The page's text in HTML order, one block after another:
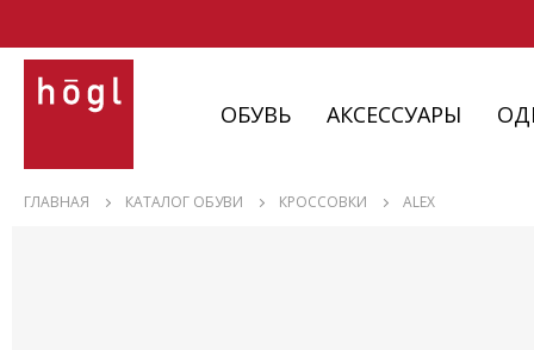
ОБУВЬ АКСЕССУАРЫ
ГЛАВНАЯ КАТАЛОГ ОБУВИ КРОССОВКИ ALEX